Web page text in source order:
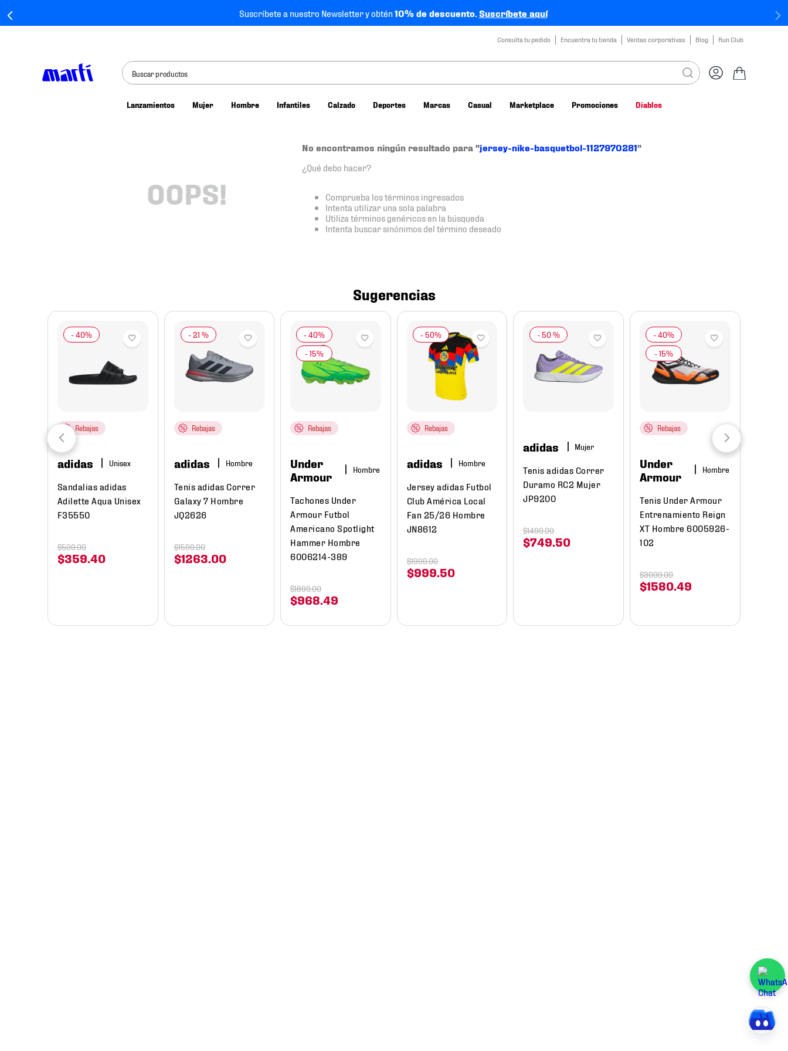
Suscríbete a nuestro Newsletter y obtén10% de descuento.Suscríbete aquí
Consulta tu pedido Encuentra tu tienda Ventas corporativas Blog Run Club
Buscar productos
Lanzamientos Mujer Hombre Infantiles Calzado Deportes Marcas Casual Marketplace Promociones Diablos
OOPS!
No encontramos ningún resultado para "jersey-nike-basquetbol-1127970281"
¿Qué debo hacer?
Comprueba los términos ingresados
Intenta utilizar una sola palabra
Utiliza términos genéricos en la búsqueda
Intenta buscar sinónimos del término deseado
Sugerencias
Rebajas
adidas
Sandalias adidas
Adilette Aqua Unisex
F35550
$359 40
$599.00
- 21 %
Rebajas
adidas Hombre
Tenis adidas Correr
Galaxy 7 Hombre
JQ2626
$1263 00
$1599.00
Rebajas
Under
Armour
Hombre
Tachones Under
Armour Futbol
Americano Spotlight
Hammer Hombre
6006214-389
$968 .49
$1899.00
Rebajas
adidas Hombre
Jersey adidas Futbol
Club América Local
Fan 25/26 Hombre
JN8612
$999 50
$1999.00
- 50 %
adidas Mujer
Tenis adidas Correr
Duramo RC2 Mujer
JP9200
$749 50
$1499.00
Rebajas
Under
Armour
Hombre
Tenis Under Armour
Entrenamiento Reign
XT Hombre 6005926-
102
$1580 .49
$3099.00
tenis nike